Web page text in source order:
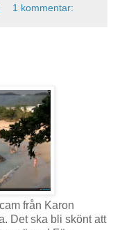
1 kommentar:
från Karon
Det ska bli skönt att